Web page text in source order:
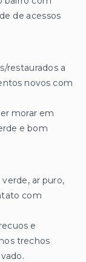
de acessos
restaurados a
novos com
morar em
e bom
ar puro,
com
e
trechos